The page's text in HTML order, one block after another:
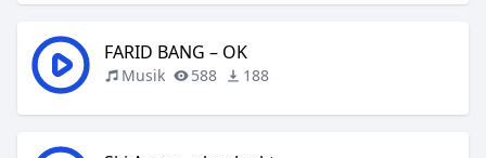
FARID BANG – OK
Musik 588 188